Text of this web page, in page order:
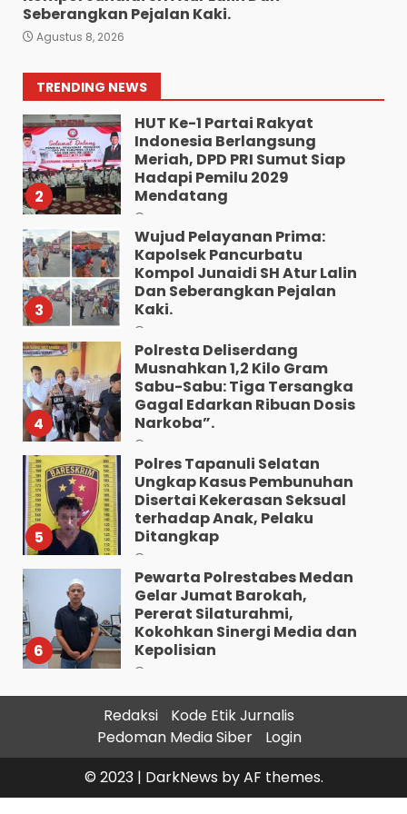
Seberangkan Pejalan Kaki.
Agustus 8, 2026
TRENDING NEWS
1
“Kem Alias Peng Diduga
Bandar Besar Narkoba
Tuntungan”.
Agustus 9, 2026
2
HUT Ke-1 Partai Rakyat
Indonesia Berlangsung
Meriah, DPD PRI Sumut Siap
Hadapi Pemilu 2029
Mendatang
3
Wujud Pelayanan Prima:
Kapolsek Pancurbatu
Kompol Junaidi SH Atur Lalin
Dan Seberangkan Pejalan
Kaki.
4
Polresta Deliserdang
Musnahkan 1,2 Kilo Gram
Sabu-Sabu: Tiga Tersangka
Gagal Edarkan Ribuan Dosis
Narkoba”.
5
Polres Tapanuli Selatan
Ungkap Kasus Pembunuhan
Disertai Kekerasan Seksual
terhadap Anak, Pelaku
Ditangkap
6
Pewarta Polrestabes Medan
Gelar Jumat Barokah,
Pererat Silaturahmi,
Kokohkan Sinergi Media dan
Kepolisian
7
Bhabinkamtibmas Bersama
Babinsa Ringkus Bandar
Narkoba di Paya Bakung.
Agustus 7, 2026
“Kem Alias Peng Diduga
Redaksi
Kode Etik Jurnalis
Pedoman Media Siber
Login
© 2023 | DarkNews by AF themes.